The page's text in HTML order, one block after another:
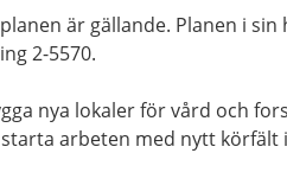
är gällande. Planen i sin
2-5570.
nya lokaler för vård och
arbeten med nytt körfält